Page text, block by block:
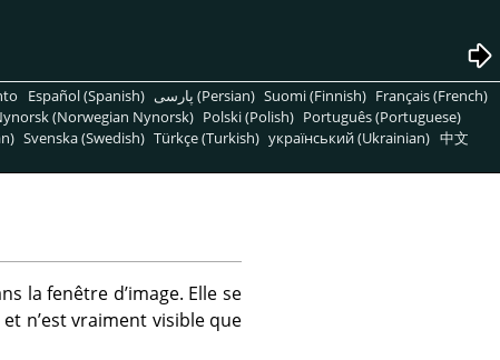
Español (Spanish) پارسی (Persian) Suomi (Finnish) Français (French)
(Norwegian Nynorsk) Polski (Polish) Português (Portuguese)
Svenska (Swedish) Türkçe (Turkish) український (Ukrainian) 中文
la fenêtre d’image. Elle se
n’est vraiment visible que